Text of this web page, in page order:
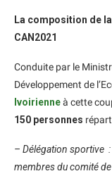
La composition de
CAN2021
Conduite par le
Développement de
Ivoirienneà cette
150 personnes
– Délégation sportive
membres du comité